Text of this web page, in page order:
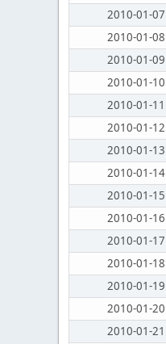
2010-01-07
2010-01-08
2010-01-09
2010-01-10
2010-01-11
2010-01-12
2010-01-13
2010-01-14
2010-01-15
2010-01-16
2010-01-17
2010-01-18
2010-01-19
2010-01-20
2010-01-21